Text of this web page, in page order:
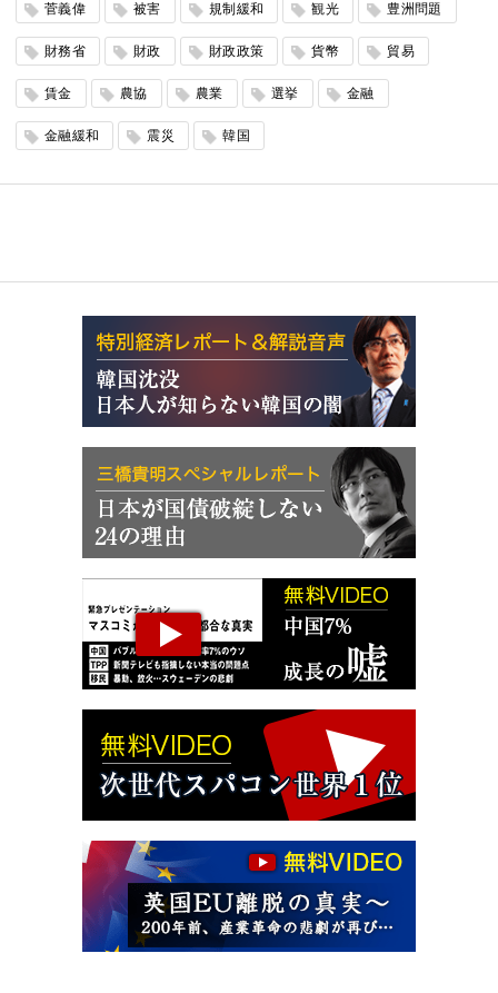
菅義偉 被害 規制緩和 観光 豊洲問題
財務省 財政 財政政策 貨幣 貿易
賃金 農協 農業 選挙 金融
金融緩和 震災 韓国